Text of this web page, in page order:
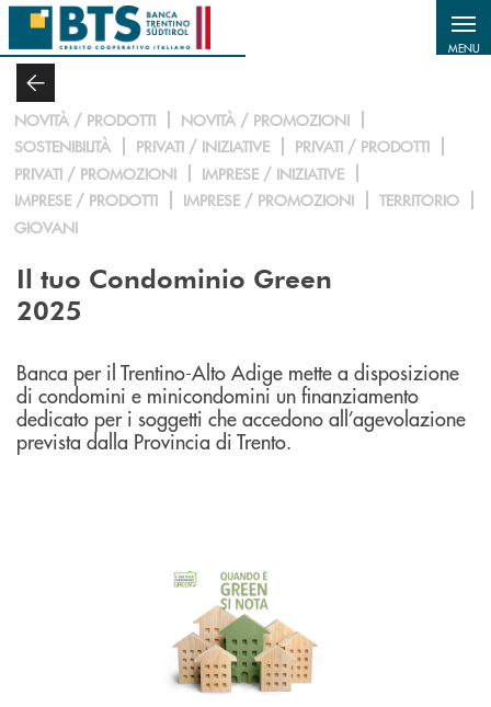
Salta al contenuto principale
MENU
NOVITÀ / PRODOTTI
NOVITÀ / PROMOZIONI
SOSTENIBILITÀ
PRIVATI / INIZIATIVE
PRIVATI / PRODOTTI
PRIVATI / PROMOZIONI
IMPRESE / INIZIATIVE
IMPRESE / PRODOTTI
IMPRESE / PROMOZIONI
TERRITORIO
GIOVANI
Il tuo Condominio Green
2025
Banca per il Trentino-Alto Adige mette a disposizione
di condomini e minicondomini un finanziamento
dedicato per i soggetti che accedono all’agevolazione
prevista dalla Provincia di Trento.